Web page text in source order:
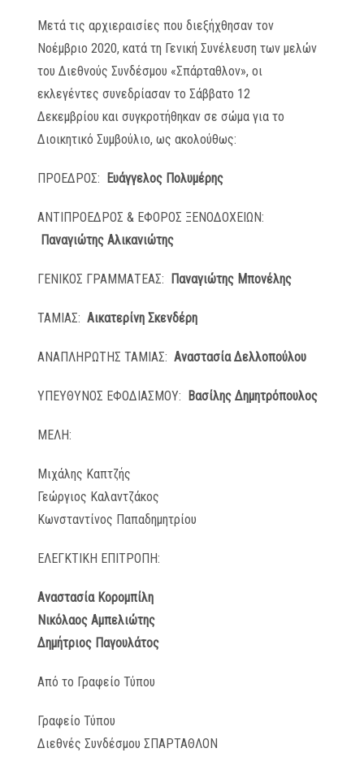
Μετά τις αρχιεραισίες που διεξήχθησαν τον
Νοέμβριο 2020, κατά τη Γενική Συνέλευση των μελών
του Διεθνούς Συνδέσμου «Σπάρταθλον», οι
εκλεγέντες συνεδρίασαν το Σάββατο 12
Δεκεμβρίου και συγκροτήθηκαν σε σώμα για το
Διοικητικό Συμβούλιο, ως ακολούθως:
ΠΡΟΕΔΡΟΣ: Ευάγγελος Πολυμέρης
ΑΝΤΙΠΡΟΕΔΡΟΣ & ΕΦΟΡΟΣ ΞΕΝΟΔΟΧΕΙΩΝ:
Παναγιώτης Αλικανιώτης
ΓΕΝΙΚΟΣ ΓΡΑΜΜΑΤΕΑΣ: Παναγιώτης Μπονέλης
ΤΑΜΙΑΣ: Αικατερίνη Σκενδέρη
ΑΝΑΠΛΗΡΩΤΗΣ ΤΑΜΙΑΣ: Αναστασία Δελλοπούλου
ΥΠΕΥΘΥΝΟΣ ΕΦΟΔΙΑΣΜΟΥ: Βασίλης Δημητρόπουλος
ΜΕΛΗ:
Μιχάλης Καπτζής
Γεώργιος Καλαντζάκος
Κωνσταντίνος Παπαδημητρίου
ΕΛΕΓΚΤΙΚΗ ΕΠΙΤΡΟΠΗ:
Αναστασία Κορομπίλη
Νικόλαος Αμπελιώτης
Δημήτριος Παγουλάτος
Από το Γραφείο Τύπου
Γραφείο Τύπου
Διεθνές Συνδέσμου ΣΠΑΡΤΑΘΛΟΝ